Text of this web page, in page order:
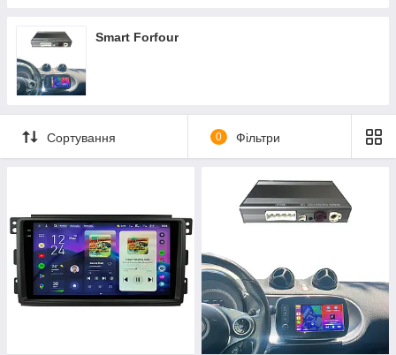
Smart Forfour
Сортування 0 Фільтри